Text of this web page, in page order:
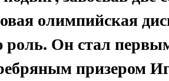
олимпийская
Он стал
призером